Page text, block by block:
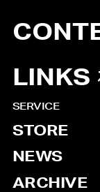
LINKS
SERVICE
STORE
NEWS
ARCHIVE